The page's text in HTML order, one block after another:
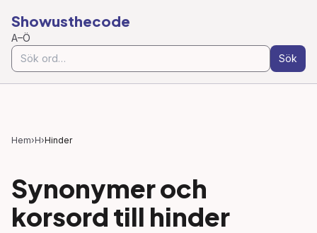
Showusthecode
A–Ö
Sök
Hem›H›Hinder
Synonymer och
korsord till hinder